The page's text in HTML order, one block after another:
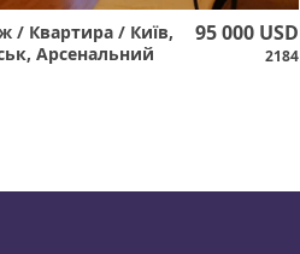
/ Квартира / Київ,
Арсенальний
95 000 USD
2184